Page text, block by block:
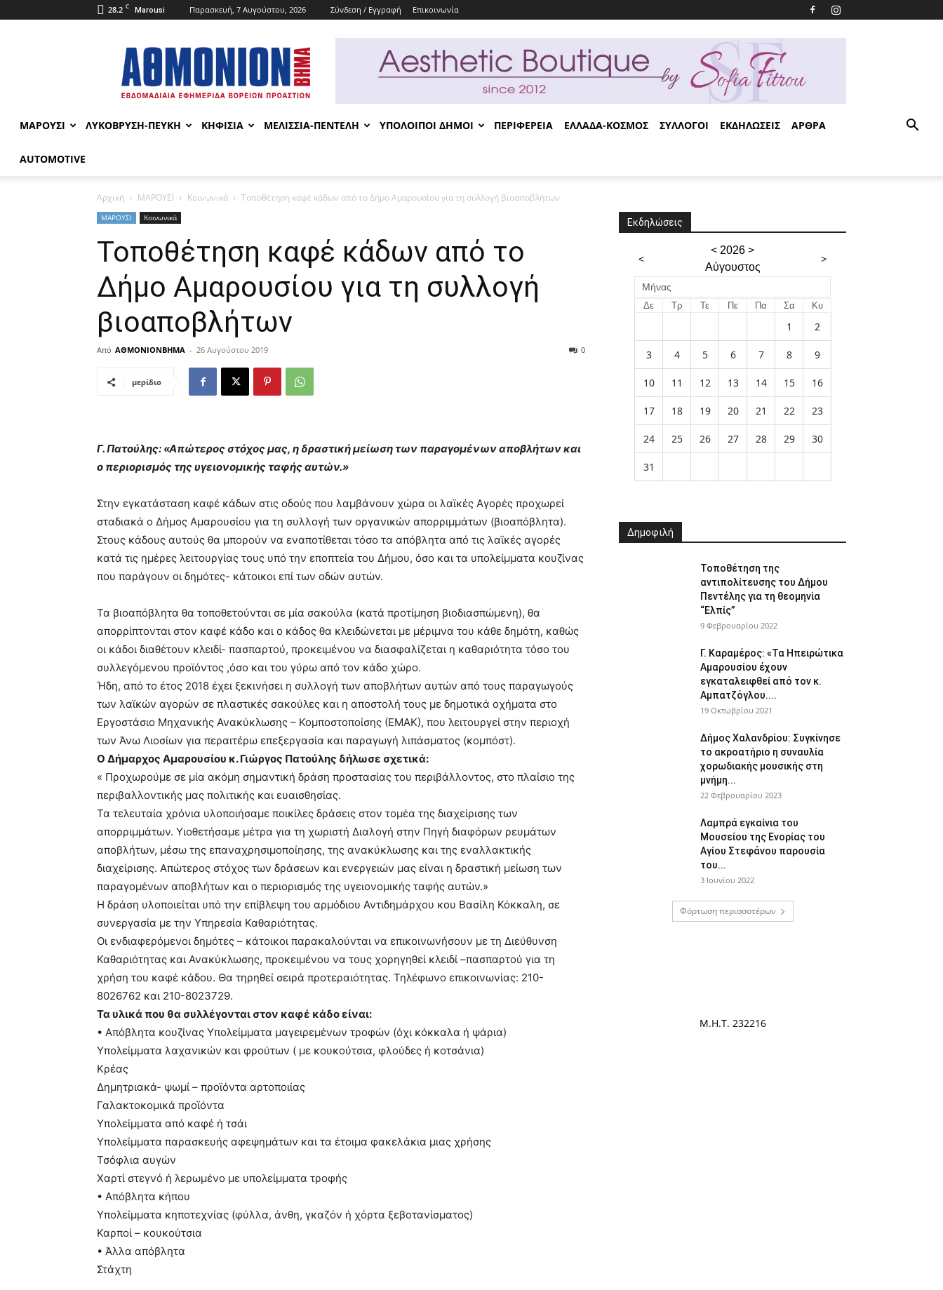
28.2 C Marousi Παρασκευή, 7 Αυγούστου, 2026 Σύνδεση / Εγγραφή Επικοινωνία
ΑΘΜΟΝΙΟΝ
ΒΗΜΑ
ΜΑΡΟΥΣΙ ΛΥΚΟΒΡΥΣΗ-ΠΕΥΚΗ ΚΗΦΙΣΙΑ ΜΕΛΙΣΣΙΑ-ΠΕΝΤΕΛΗ ΥΠΟΛΟΙΠΟΙ ΔΗΜΟΙ ΠΕΡΙΦΕΡΕΙΑ ΕΛΛΑΔΑ-ΚΟΣΜΟΣ ΣΥΛΛΟΓΟΙ ΕΚΔΗΛΩΣΕΙΣ ΑΡΘΡΑ
AUTOMOTIVE
Αρχική ΜΑΡΟΥΣΙ Κοινωνικά Τοποθέτηση καφέ κάδων από το Δήμο Αμαρουσίου για τη συλλογή βιοαποβλήτων
ΜΑΡΟΥΣΙ Κοινωνικά
Τοποθέτηση καφέ κάδων από το
Δήμο Αμαρουσίου για τη συλλογή
βιοαποβλήτων
Από ΑΘΜΟΝΙΟΝΒΗΜΑ - 26 Αυγούστου 2019 0
μερίδιο
Γ. Πατούλης: «Απώτερος στόχος μας, η δραστική μείωση των παραγομένων αποβλήτων και
ο περιορισμός της υγειονομικής ταφής αυτών.»
Στην εγκατάσταση καφέ κάδων στις οδούς που λαμβάνουν χώρα οι λαϊκές Αγορές προχωρεί
σταδιακά ο Δήμος Αμαρουσίου για τη συλλογή των οργανικών απορριμμάτων (βιοαπόβλητα).
Στους κάδους αυτούς θα μπορούν να εναποτίθεται τόσο τα απόβλητα από τις λαϊκές αγορές
κατά τις ημέρες λειτουργίας τους υπό την εποπτεία του Δήμου, όσο και τα υπολείμματα κουζίνας
που παράγουν οι δημότες- κάτοικοι επί των οδών αυτών.
Τα βιοαπόβλητα θα τοποθετούνται σε μία σακούλα (κατά προτίμηση βιοδιασπώμενη), θα
απορρίπτονται στον καφέ κάδο και ο κάδος θα κλειδώνεται με μέριμνα του κάθε δημότη, καθώς
οι κάδοι διαθέτουν κλειδί- πασπαρτού, προκειμένου να διασφαλίζεται η καθαριότητα τόσο του
συλλεγόμενου προϊόντος ,όσο και του γύρω από τον κάδο χώρο.
Ήδη, από το έτος 2018 έχει ξεκινήσει η συλλογή των αποβλήτων αυτών από τους παραγωγούς
των λαϊκών αγορών σε πλαστικές σακούλες και η αποστολή τους με δημοτικά οχήματα στο
Εργοστάσιο Μηχανικής Ανακύκλωσης – Κομποστοποίσης (ΕΜΑΚ), που λειτουργεί στην περιοχή
των Άνω Λιοσίων για περαιτέρω επεξεργασία και παραγωγή λιπάσματος (κομπόστ).
Ο Δήμαρχος Αμαρουσίου κ. Γιώργος Πατούλης δήλωσε σχετικά:
« Προχωρούμε σε μία ακόμη σημαντική δράση προστασίας του περιβάλλοντος, στο πλαίσιο της
περιβαλλοντικής μας πολιτικής και ευαισθησίας.
Τα τελευταία χρόνια υλοποιήσαμε ποικίλες δράσεις στον τομέα της διαχείρισης των
απορριμμάτων. Υιοθετήσαμε μέτρα για τη χωριστή Διαλογή στην Πηγή διαφόρων ρευμάτων
αποβλήτων, μέσω της επαναχρησιμοποίησης, της ανακύκλωσης και της εναλλακτικής
διαχείρισης. Απώτερος στόχος των δράσεων και ενεργειών μας είναι η δραστική μείωση των
παραγομένων αποβλήτων και ο περιορισμός της υγειονομικής ταφής αυτών.»
Η δράση υλοποιείται υπό την επίβλεψη του αρμόδιου Αντιδημάρχου κου Βασίλη Κόκκαλη, σε
συνεργασία με την Υπηρεσία Καθαριότητας.
Οι ενδιαφερόμενοι δημότες – κάτοικοι παρακαλούνται να επικοινωνήσουν με τη Διεύθυνση
Καθαριότητας και Ανακύκλωσης, προκειμένου να τους χορηγηθεί κλειδί –πασπαρτού για τη
χρήση του καφέ κάδου. Θα τηρηθεί σειρά προτεραιότητας. Τηλέφωνο επικοινωνίας: 210-
8026762 και 210-8023729.
Τα υλικά που θα συλλέγονται στον καφέ κάδο είναι:
• Απόβλητα κουζίνας Υπολείμματα μαγειρεμένων τροφών (όχι κόκκαλα ή ψάρια)
Υπολείμματα λαχανικών και φρούτων ( με κουκούτσια, φλούδες ή κοτσάνια)
Κρέας
Δημητριακά- ψωμί – προϊόντα αρτοποιίας
Γαλακτοκομικά προϊόντα
Υπολείμματα από καφέ ή τσάι
Υπολείμματα παρασκευής αφεψημάτων και τα έτοιμα φακελάκια μιας χρήσης
Τσόφλια αυγών
Χαρτί στεγνό ή λερωμένο με υπολείμματα τροφής
• Απόβλητα κήπου
Υπολείμματα κηποτεχνίας (φύλλα, άνθη, γκαζόν ή χόρτα ξεβοτανίσματος)
Καρποί – κουκούτσια
• Άλλα απόβλητα
Στάχτη
Εκδηλώσεις
<
< 2026 >
Αύγουστος
>
Μήνας
Δε Τρ Τε Πε Πα Σα Κυ
1 2
3 4 5 6 7 8 9
10 11 12 13 14 15 16
17 18 19 20 21 22 23
24 25 26 27 28 29 30
31
Δημοφιλή
Τοποθέτηση της
αντιπολίτευσης του Δήμου
Πεντέλης για τη θεομηνία
“Ελπίς”
9 Φεβρουαρίου 2022
Γ. Καραμέρος: «Τα Ηπειρώτικα
Αμαρουσίου έχουν
εγκαταλειφθεί από τον κ.
Αμπατζόγλου....
19 Οκτωβρίου 2021
Δήμος Χαλανδρίου: Συγκίνησε
το ακροατήριο η συναυλία
χορωδιακής μουσικής στη
μνήμη...
22 Φεβρουαρίου 2023
Λαμπρά εγκαίνια του
Μουσείου της Ενορίας του
Αγίου Στεφάνου παρουσία
του...
3 Ιουνίου 2022
Φόρτωση περισσοτέρων
Μ.Η.Τ. 232216